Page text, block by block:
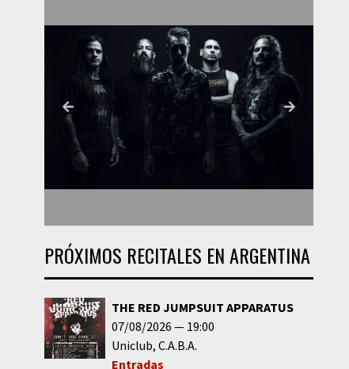
PRÓXIMOS RECITALES EN ARGENTINA
THE RED JUMPSUIT APPARATUS
07/08/2026
19:00
Uniclub C.A.B.A.
Entradas